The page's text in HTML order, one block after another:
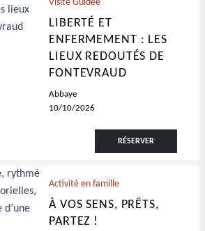
Visite Guidée
LIBERTÉ ET
ENFERMEMENT : LES
LIEUX REDOUTÉS DE
FONTEVRAUD
Abbaye
10/10/2026
RÉSERVER
Activité en famille
À VOS SENS, PRÊTS,
PARTEZ !